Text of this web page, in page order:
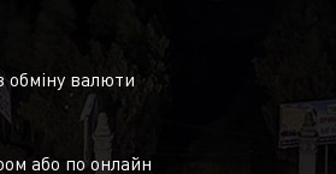
обміну валюти
або по онлайн